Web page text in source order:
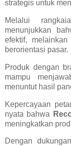
strategis untuk
Melalui
menunjukkan
efektif,
berorientasi pasar.
Produk dengan
mampu
menuntut hasil
Kepercayaan
nyata bahwa
meningkatkan
Dengan